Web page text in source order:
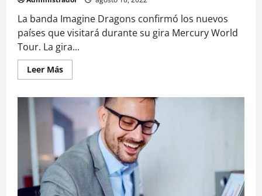
La banda Imagine Dragons confirmó los nuevos
países que visitará durante su gira Mercury World
Tour. La gira...
Leer MásLeer
más
Dragons
en
Chile